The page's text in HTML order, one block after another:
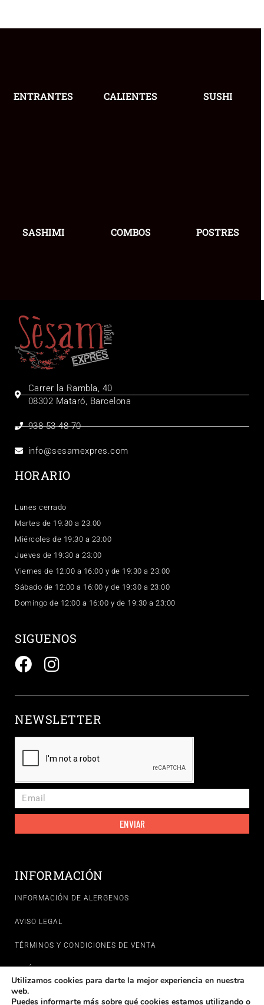
ENTRANTES CALIENTES SUSHI
SASHIMI COMBOS POSTRES
Carrer la Rambla, 40
08302 Mataró, Barcelona
938 53 48 70
info@sesamexpres.com
HORARIO
Lunes cerrado
Martes de 19:30 a 23:00
Miércoles de 19:30 a 23:00
Jueves de 19:30 a 23:00
Viernes de 12:00 a 16:00 y de 19:30 a 23:00
Sábado de 12:00 a 16:00 y de 19:30 a 23:00
Domingo de 12:00 a 16:00 y de 19:30 a 23:00
SIGUENOS
NEWSLETTER
ENVIAR
INFORMACIÓN
INFORMACIÓN DE ALERGENOS
AVISO LEGAL
TÉRMINOS Y CONDICIONES DE VENTA
POLÍTICAS DE PRIVACIDAD
POLÍTICA DE COOKIES
Utilizamos cookies para darte la mejor experiencia en nuestra
web.
Puedes informarte más sobre qué cookies estamos utilizando o